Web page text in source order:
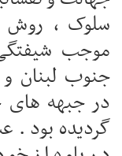
سلوک ، روش
موجب
جنوب لبنان
در جبهه
گردیده بود .